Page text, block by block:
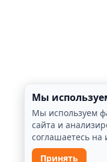
Мы
Мы используем
сайта и
соглашаетесь
Принять